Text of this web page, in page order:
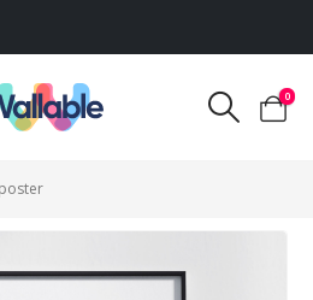
werkdag verzonden
0